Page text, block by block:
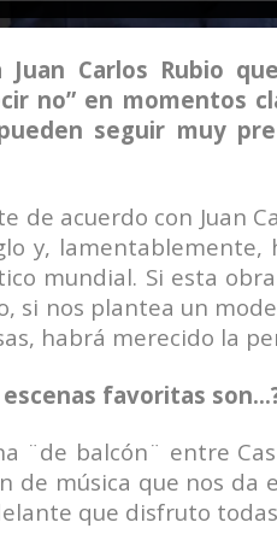
Juan Carlos Rubio
no” en momentos
seguir muy
de acuerdo con Juan
y,
mundial. Si esta
si nos plantea un
habrá merecido la
escenas favoritas
¨de balcón¨ entre
de música que nos da
que disfruto